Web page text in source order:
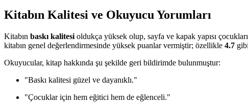
Kitabın Kalitesi ve Okuyucu Yorumları
Kitabın baskı kalitesi oldukça yüksek olup, sayfa ve kapak yapısı
kitabın genel değerlendirmesinde yüksek puanlar vermiştir; özellikle 4.7
Okuyucular, kitap hakkında şu şekilde geri bildirimde bulunmuştur:
"Baskı kalitesi güzel ve dayanıklı."
"Çocuklar için hem eğitici hem de eğlenceli."